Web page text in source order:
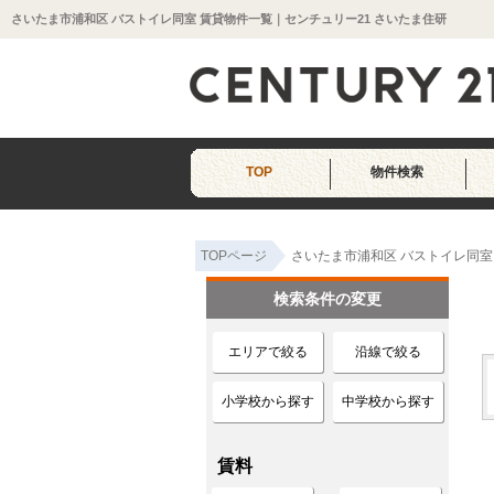
さいたま市浦和区 バストイレ同室 賃貸物件一覧｜センチュリー21 さいたま住研
TOP 物件検索
TOPページ さいたま市浦和区 バストイレ同
検索条件の変更
エリアで絞る 沿線で絞る
小学校から探す 中学校から探す
賃料